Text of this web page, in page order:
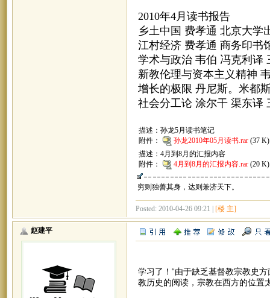
2010年4月读书报告
乡土中国 费孝通 北京大学
江村经济 费孝通 商务印书
学术与政治 韦伯 冯克利译
新教伦理与资本主义精神
增长的极限 丹尼斯。米都
社会分工论 涂尔干 渠东译
描述：孙龙5月读书笔记
附件：
孙龙2010年05月读书.rar (37
描述：4月到8月的汇报内容
附件：
4月到8月的汇报内容.rar (20
穷则独善其身，达则兼济天下。
Posted: 2010-04-26 09:21 | [楼 主]
赵建平
学习了！“由于缺乏基督教宗教史
教历史的阅读，宗教在西方的位置